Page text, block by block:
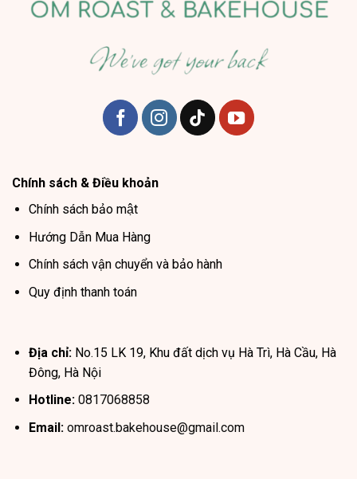
Chính sách & Điều khoản
Chính sách bảo mật
Hướng Dẫn Mua Hàng
Chính sách vận chuyển và bảo hành
Quy định thanh toán
Địa chỉ:No.15 LK 19, Khu đất dịch vụ Hà Trì, Hà Cầu, Hà
Đông, Hà Nội
Hotline: 0817068858
Email: omroast.bakehouse@gmail.com